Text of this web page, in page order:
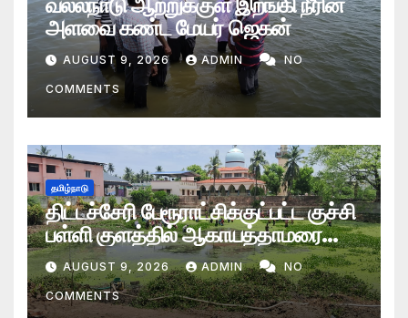
அளவை கண்ட மேயர் ஜெகன்
AUGUST 9, 2026 ADMIN NO
COMMENTS
தமிழ்நாடு
திட்டச்சேரி பேரூராட்சிக்குட்பட்ட குச்சி
பள்ளி குளத்தில் ஆகாயத்தாமரை
செடிகள் அகற்றும் பணிகள் தீவிரம்
AUGUST 9, 2026 ADMIN NO
COMMENTS